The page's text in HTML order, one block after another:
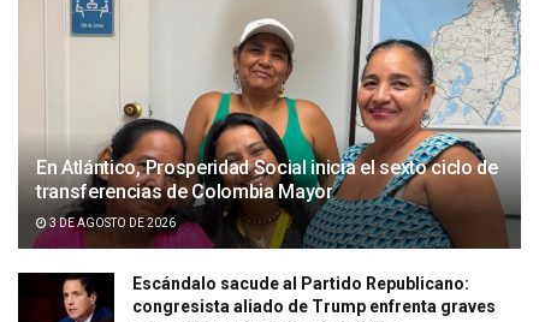
En Atlántico, Prosperidad Social inicia el sexto ciclo de
transferencias de Colombia Mayor
3 DE AGOSTO DE 2026
Escándalo sacude al Partido Republicano:
congresista aliado de Trump enfrenta graves